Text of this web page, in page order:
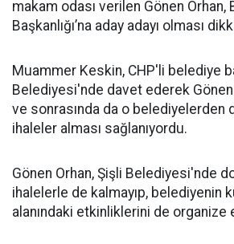
makam odası verilen Gönen
Başkanlığı’na aday adayı olması
Muammer Keskin, CHP'li belediye
Belediyesi'nde davet ederek Gönen
ve sonrasında da o belediyelerden
ihaleler alması sağlanıyordu.
Gönen Orhan, Şişli Belediyesi'nde
ihalelerle de kalmayıp, belediyenin
alanındaki etkinliklerini de organize